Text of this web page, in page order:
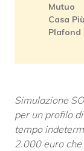
Mutuo
Casa Più
Plafond
Simulazione
per un profilo
tempo
2.000 euro